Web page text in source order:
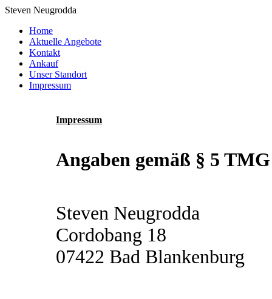
Steven Neugrodda
Home
Aktuelle Angebote
Kontakt
Ankauf
Unser Standort
Impressum
Impressum
Angaben gemäß § 5 TMG
Steven Neugrodda
Cordobang 18
07422 Bad Blankenburg